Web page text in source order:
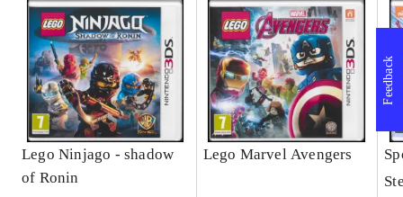
Lego Ninjago - shadow
of Ronin
Lego Marvel Avengers
Feedback